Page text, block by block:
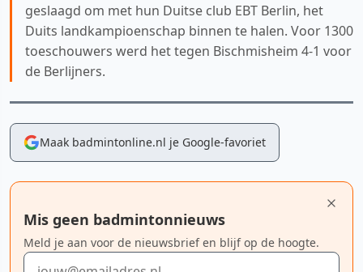
geslaagd om met hun Duitse club EBT Berlin, het
Duits landkampioenschap binnen te halen. Voor 1300
toeschouwers werd het tegen Bischmisheim 4-1 voor
de Berlijners.
Maak badmintonline.nl je Google-favoriet
Mis geen badmintonnieuws
Meld je aan voor de nieuwsbrief en blijf op de hoogte.
E-mailadres